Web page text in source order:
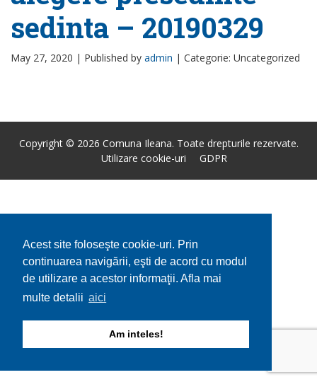
Acest site foloseşte cookie-uri. Prin
continuarea navigării, eşti de acord cu modul
de utilizare a acestor informaţii. Afla mai
multe detalii aici
Am inteles!
sedinta – 20190329
May 27, 2020 | Published by admin | Categorie: Uncategorized
Copyright © 2026 Comuna Ileana. Toate drepturile rezervate.
Utilizare cookie-uri
GDPR